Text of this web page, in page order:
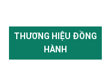
THƯƠNG HIỆU ĐỒNG
HÀNH